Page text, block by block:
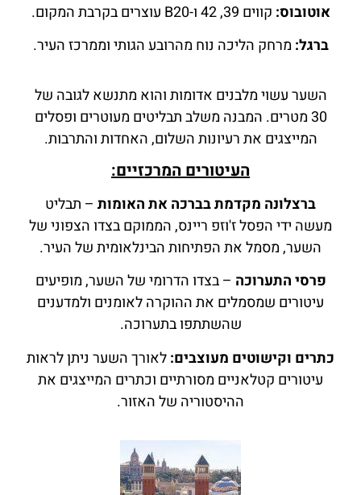
אוטובוס: קווים 39, 42 ו-B20 עוצרים בקרבת המקום.
ברגל: מרחק הליכה נוח מהרובע הגותי וממרכז העיר.
השער עשוי מלבנים אדומות והוא מתנשא לגובה של
30 מטרים. המבנה משלב תבליטים מעוטרים ופסלים
המייצגים את רעיונות השלום, האחדות והתרבות.
העיטורים המרכזיים:
ברצלונה מקדמת בברכה את האומות – תבליט
מעשה ידי הפסל ז'וזפ ריינס, הממוקם בצדו הצפוני של
השער, מסמל את הפתיחות הבינלאומית של העיר.
פרסי התערוכה – בצדו הדרומי של השער, מופיעים
עיטורים שמסמלים את ההוקרה לאומנים ולמדענים
שהשתתפו בתערוכה.
כתרים וקישוטים מעוצבים:לאורך השער ניתן לראות
עיטורים קטלאניים מסורתיים וכתרים המייצגים את
ההיסטוריה של האזור.